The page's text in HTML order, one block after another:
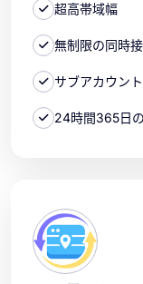
超高帯域幅
無制限の同時
サブアカウン
24時間365日